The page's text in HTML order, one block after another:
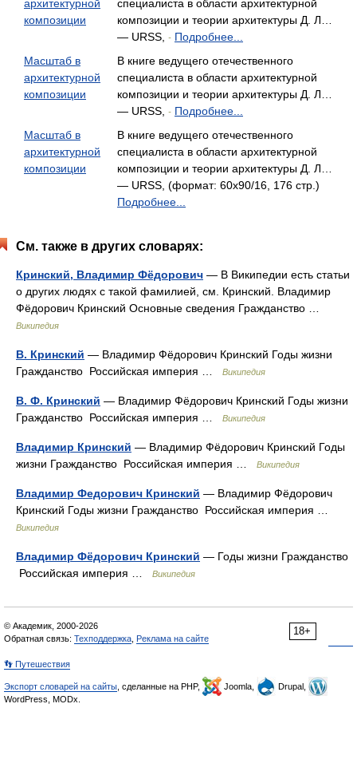
архитектурной
композиции
специалиста в области архитектурной
композиции и теории архитектуры Д. Л…
— URSS,
- Подробнее...
Масштаб в
архитектурной
композиции
В книге ведущего отечественного
специалиста в области архитектурной
композиции и теории архитектуры Д. Л…
— URSS,
- Подробнее...
Масштаб в
архитектурной
композиции
В книге ведущего отечественного
специалиста в области архитектурной
композиции и теории архитектуры Д. Л…
— URSS, (формат: 60x90/16, 176 стр.)
Подробнее...
См. также в других словарях:
Кринский, Владимир Фёдорович — В Википедии есть статьи
о других людях с такой фамилией, см. Кринский. Владимир
Фёдорович Кринский Основные сведения Гражданство …
Википедия
В. Кринский — Владимир Фёдорович Кринский Годы жизни
Гражданство Российская империя …
Википедия
В. Ф. Кринский — Владимир Фёдорович Кринский Годы жизни
Гражданство Российская империя …
Википедия
Владимир Кринский — Владимир Фёдорович Кринский Годы
жизни Гражданство Российская империя …
Википедия
Владимир Федорович Кринский — Владимир Фёдорович
Кринский Годы жизни Гражданство Российская империя …
Википедия
Владимир Фёдорович Кринский — Годы жизни Гражданство
Российская империя …
Википедия
18+
© Академик, 2000-2026
Обратная связь: Техподдержка Реклама на сайте
👣 Путешествия
Экспорт словарей на сайты , сделанные на PHP, Joomla,
Drupal,
WordPress, MODx.